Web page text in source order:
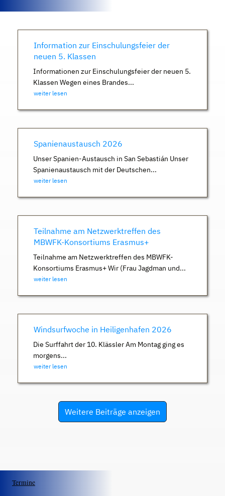
Information zur Einschulungsfeier der
neuen 5. Klassen
Informationen zur Einschulungsfeier der neuen 5.
Klassen Wegen eines Brandes...
weiter lesen
Spanienaustausch 2026
Unser Spanien-Austausch in San Sebastián Unser
Spanienaustausch mit der Deutschen...
weiter lesen
Teilnahme am Netzwerktreffen des
MBWFK-Konsortiums Erasmus+
Teilnahme am Netzwerktreffen des MBWFK-
Konsortiums Erasmus+ Wir (Frau Jagdman und...
weiter lesen
Windsurfwoche in Heiligenhafen 2026
Die Surffahrt der 10. Klässler Am Montag ging es
morgens...
weiter lesen
Weitere Beiträge anzeigen
Termine